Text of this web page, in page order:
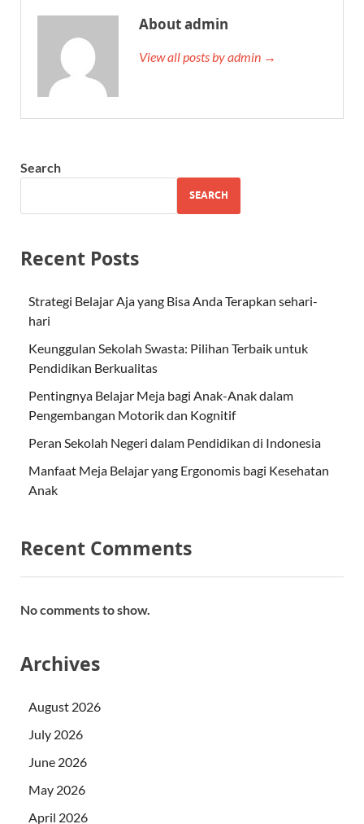
About admin
View all posts by admin →
Search
SEARCH
Recent Posts
Strategi Belajar Aja yang Bisa Anda Terapkan sehari-
hari
Keunggulan Sekolah Swasta: Pilihan Terbaik untuk
Pendidikan Berkualitas
Pentingnya Belajar Meja bagi Anak-Anak dalam
Pengembangan Motorik dan Kognitif
Peran Sekolah Negeri dalam Pendidikan di Indonesia
Manfaat Meja Belajar yang Ergonomis bagi Kesehatan
Anak
Recent Comments
No comments to show.
Archives
August 2026
July 2026
June 2026
May 2026
April 2026